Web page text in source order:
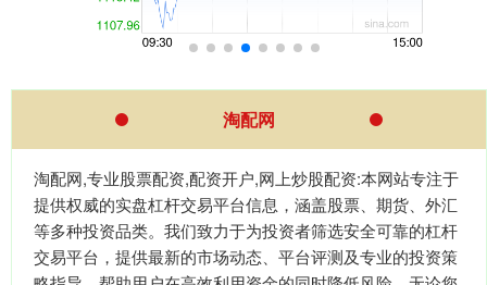
淘配网
淘配网,专业股票配资,配资开户,网上炒股配资:本网站专注于
提供权威的实盘杠杆交易平台信息，涵盖股票、期货、外汇
等多种投资品类。我们致力于为投资者筛选安全可靠的杠杆
交易平台，提供最新的市场动态、平台评测及专业的投资策